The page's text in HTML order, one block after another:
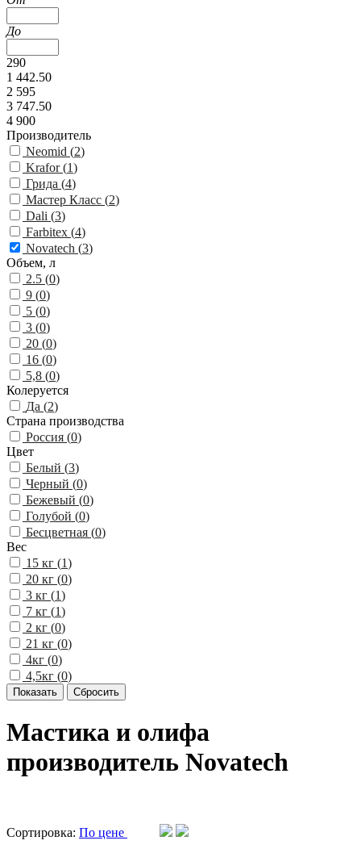
До
290
1 442.50
2 595
3 747.50
4 900
Производитель
Neomid (2)
Krafor (1)
Грида (4)
Мастер Класс (2)
Dali (3)
Farbitex (4)
Novatech (3)
Объем, л
2.5 (0)
9 (0)
5 (0)
3 (0)
20 (0)
16 (0)
5,8 (0)
Колеруется
Да (2)
Страна производства
Россия (0)
Цвет
Белый (3)
Черный (0)
Бежевый (0)
Голубой (0)
Бесцветная (0)
Вес
15 кг (1)
20 кг (0)
3 кг (1)
7 кг (1)
2 кг (0)
21 кг (0)
4кг (0)
4,5кг (0)
Мастика и олифа
производитель Novatech
Сортировка: По цене